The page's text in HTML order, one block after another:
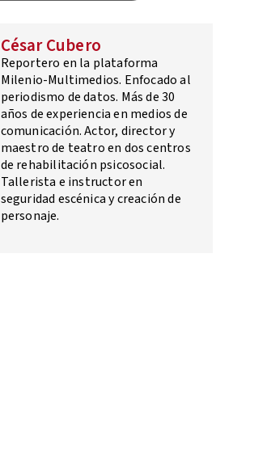
César Cubero
Reportero en la plataforma
Milenio-Multimedios. Enfocado al
periodismo de datos. Más de 30
años de experiencia en medios de
comunicación. Actor, director y
maestro de teatro en dos centros
de rehabilitación psicosocial.
Tallerista e instructor en
seguridad escénica y creación de
personaje.